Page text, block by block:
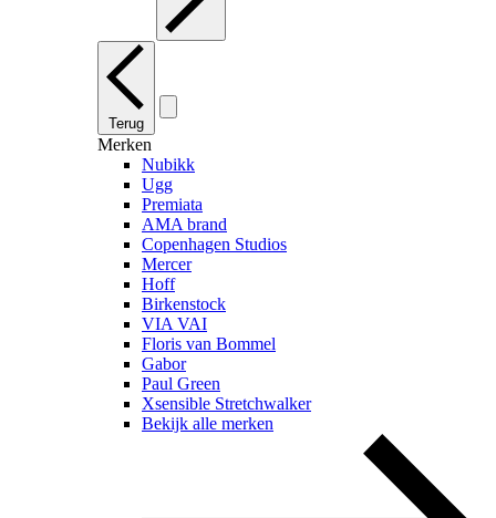
Terug
Merken
Nubikk
Ugg
Premiata
AMA brand
Copenhagen Studios
Mercer
Hoff
Birkenstock
VIA VAI
Floris van Bommel
Gabor
Paul Green
Xsensible Stretchwalker
Bekijk alle merken